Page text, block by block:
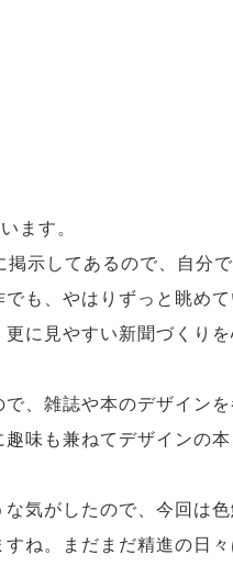
ます。
示してあるので、自分
も、やはりずっと眺め
に見やすい新聞づくり
、雑誌や本のデザイン
味も兼ねてデザインの
気がしたので、今回は色
ね。まだまだ精進の日々